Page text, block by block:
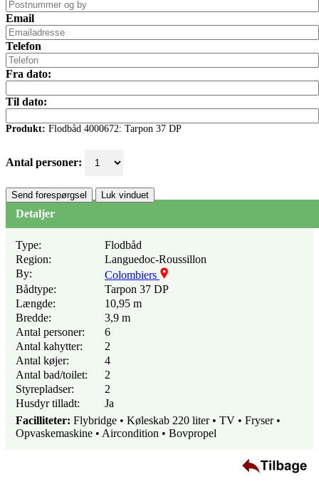
Email
Telefon
Fra dato:
Til dato:
Produkt: Flodbåd 4000672: Tarpon 37 DP
Antal personer:
Send forespørgsel Luk vinduet
Detaljer
Type:
Flodbåd
Region:
Languedoc-Roussillon
By:
Colombiers
Bådtype:
Tarpon 37 DP
Længde:
10,95 m
Bredde:
3,9 m
Antal personer:
6
Antal kahytter:
2
Antal køjer:
4
Antal bad/toilet:
2
Styrepladser:
2
Husdyr tilladt:
Ja
Facilliteter: Flybridge • Køleskab 220 liter • TV • Fryser •
Opvaskemaskine • Aircondition • Bovpropel